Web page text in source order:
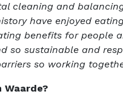
cleaning and
have enjoyed
benefits for
sustainable and
so working
Waarde?